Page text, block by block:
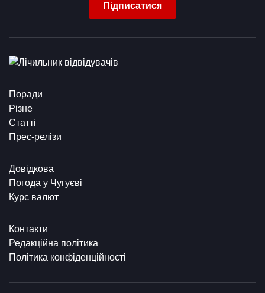
Підписатися
Поради
Різне
Статті
Прес-релізи
Довідкова
Погода у Чугуєві
Курс валют
Контакти
Редакційна політика
Політика конфіденційності